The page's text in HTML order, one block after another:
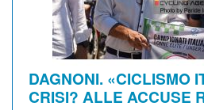
DAGNONI. «CICLISMO
CRISI? ALLE ACCUSE